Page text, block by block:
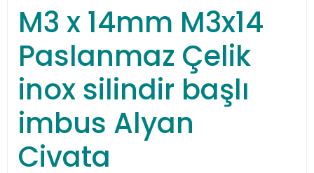
M3 x 14mm M3x14
Paslanmaz Çelik
inox silindir başlı
imbus Alyan
Civata